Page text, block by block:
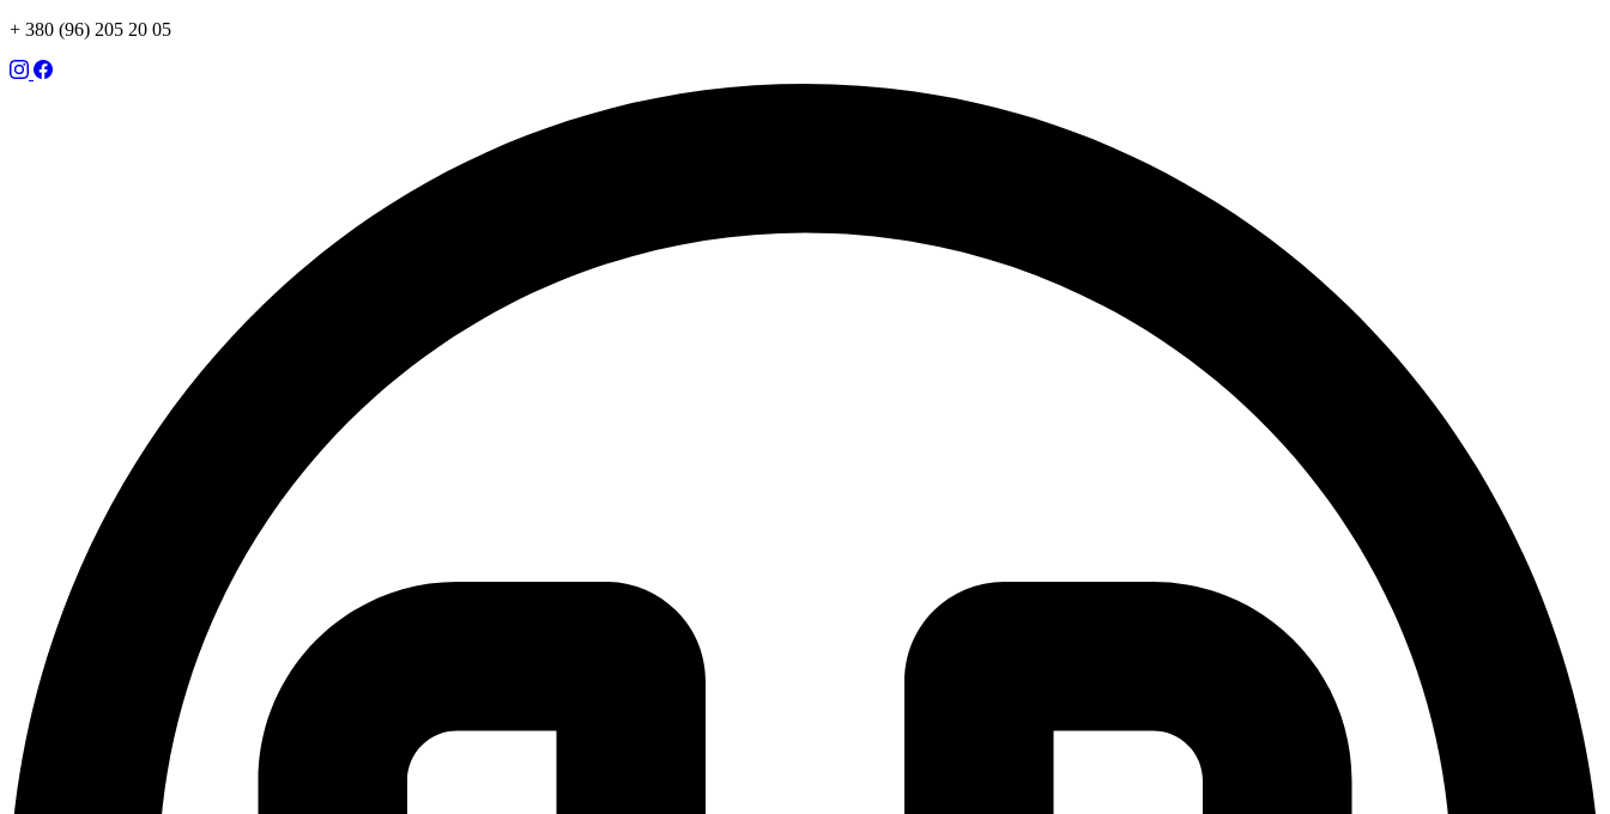
+ 380 (96) 205 20 05